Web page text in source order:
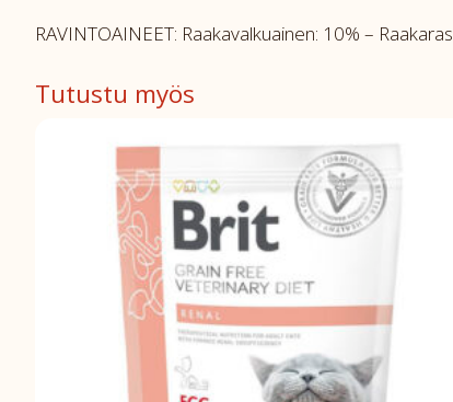
RAVINTOAINEET: Raakavalkuainen: 10% –
Tutustu myös